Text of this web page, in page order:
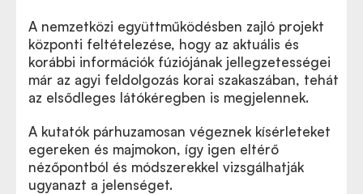
A nemzetközi együttműködésben zajló projekt
központi feltételezése, hogy az aktuális és
korábbi információk fúziójának jellegzetességei
már az agyi feldolgozás korai szakaszában, tehát
az elsődleges látókéregben is megjelennek.
A kutatók párhuzamosan végeznek kísérleteket
egereken és majmokon, így igen eltérő
nézőpontból és módszerekkel vizsgálhatják
ugyanazt a jelenséget.